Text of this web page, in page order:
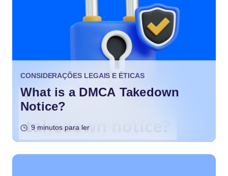
CONSIDERAÇÕES LEGAIS E ÉTICAS
What is a DMCA Takedown
Notice?
9 minutos para ler